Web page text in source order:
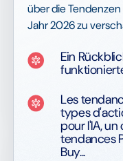
über die Tendenzen
Jahr 2026 zu
Ein
Les
types
pour l'IA,
tendances
Buy...